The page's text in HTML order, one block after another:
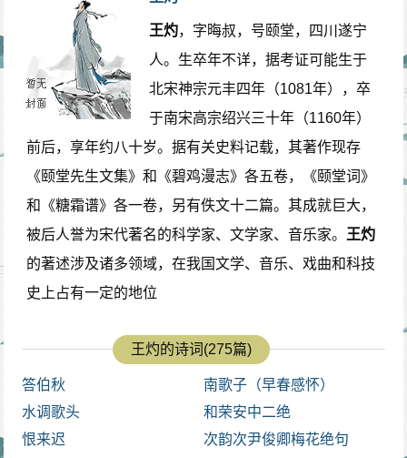
王灼，字晦叔，号颐堂，四川遂宁
人。生卒年不详，据考证可能生于
北宋神宗元丰四年（1081年），卒
于南宋高宗绍兴三十年（1160年）
前后，享年约八十岁。据有关史料记载，其著作现存
《颐堂先生文集》和《碧鸡漫志》各五卷，《颐堂词》
和《糖霜谱》各一卷，另有佚文十二篇。其成就巨大，
被后人誉为宋代著名的科学家、文学家、音乐家。 王灼
的著述涉及诸多领域，在我国文学、音乐、戏曲和科技
史上占有一定的地位
王灼的诗词(275篇)
答伯秋
南歌子（早春感怀）
水调歌头
和荣安中二绝
恨来迟
次韵次尹俊卿梅花绝句